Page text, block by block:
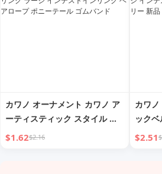
カワノ オーナメント カワノ ア
ーティスティック スタイル バ
ブル コットン フィーディング
$1.62$2.16
カワ
ック
クエア
$2.51